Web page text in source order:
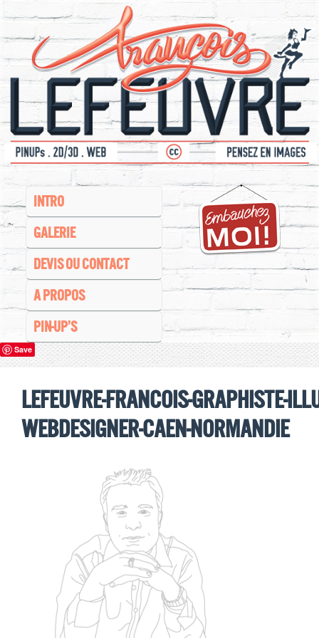
INTRO
GALERIE
DEVIS OU CONTACT
A PROPOS
PIN-UP’S
Save
lefeuvre-francois-graphiste-
webdesigner-caen-normandie